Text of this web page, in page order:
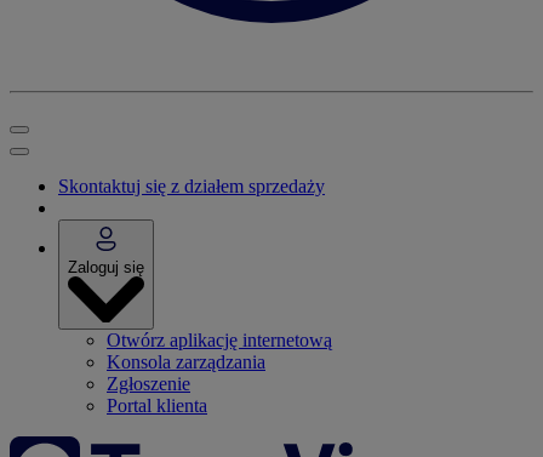
Skontaktuj się z działem sprzedaży
Zaloguj się
Otwórz aplikację internetową
Konsola zarządzania
Zgłoszenie
Portal klienta